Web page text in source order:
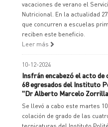
vacaciones de verano el
Nutricional. En la actualidad
que concurren a escuelas
reciben este beneficio.
Leer más
10-12-2024
Insfrán encabezó el acto de
68 egresados del Instituto
"Dr Alberto Marcelo
Se llevó a cabo este martes
colación de grado de las